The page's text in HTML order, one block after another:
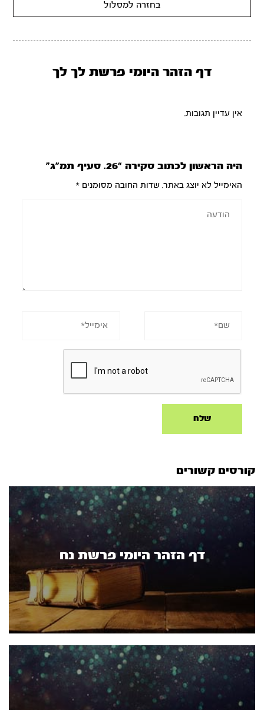
בחזרה למסלול
דף הזהר היומי פרשת לך לך
אין עדיין תגובות.
היה הראשון לכתוב סקירה “26. סעיף תמ”ג”
האימייל לא יוצג באתר. שדות החובה מסומנים*
קורסים קשורים
דף הזהר היומי פרשת נח